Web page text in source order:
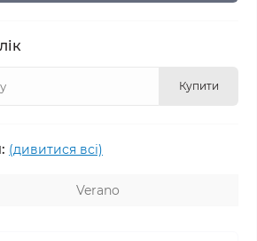
Купити
(дивитися всі)
Verano